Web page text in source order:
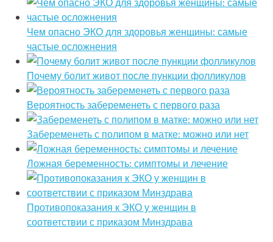
Чем опасно ЭКО для здоровья женщины: самые
частые осложнения
Почему болит живот после пункции фолликулов
Вероятность забеременеть с первого раза
Забеременеть с полипом в матке: можно или нет
Ложная беременность: симптомы и лечение
Противопоказания к ЭКО у женщин в
соответствии с приказом Минздрава